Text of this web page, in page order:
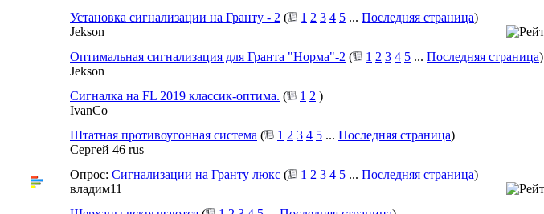
Установка сигнализации на Гранту - 2 ( 1 2 3 4 5 ... Последняя страница)
Jekson
Оптимальная сигнализация для Гранта "Норма"-2 ( 1 2 3 4 5 ... Последняя страница)
Jekson
Сигналка на FL 2019 классик-оптима. ( 1 2 )
IvanCo
Штатная противоугонная система ( 1 2 3 4 5 ... Последняя страница)
Сергей 46 rus
Опрос: Сигнализации на Гранту люкс ( 1 2 3 4 5 ... Последняя страница)
владим11